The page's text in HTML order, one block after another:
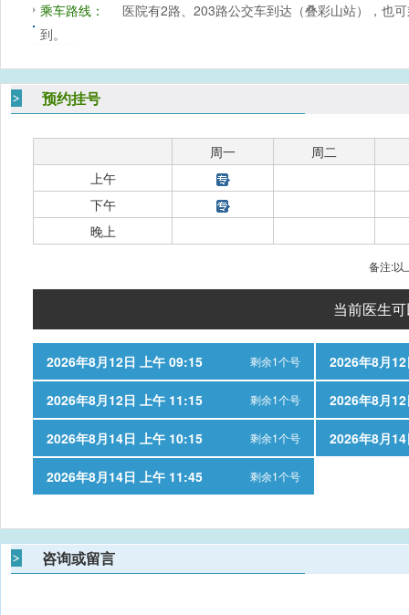
乘车路线：
医院有2路、203路公交车到达（叠彩山站），也
到。
预约挂号
周一
周二
上午
下午
晚上
备注:以
当前医生
剩余1个号
2026年8月12日 上午 09:15 2026年8月
剩余1个号
2026年8月12日 上午 11:15 2026年8月
剩余1个号
2026年8月14日 上午 10:15 2026年8月
剩余1个号
2026年8月14日 上午 11:45